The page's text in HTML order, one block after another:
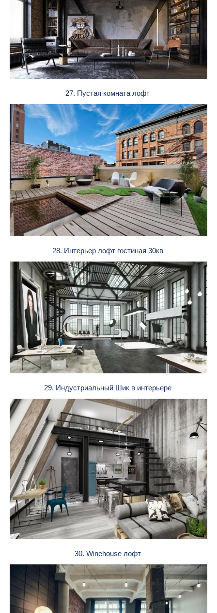
27. Пустая комната лофт
28. Интерьер лофт гостиная 30кв
29. Индустриальный Шик в интерьере
30. Winehouse лофт